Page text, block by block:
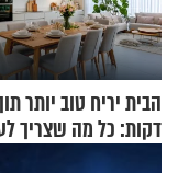
דקות: כל מה שצריך
לרענן את הבית